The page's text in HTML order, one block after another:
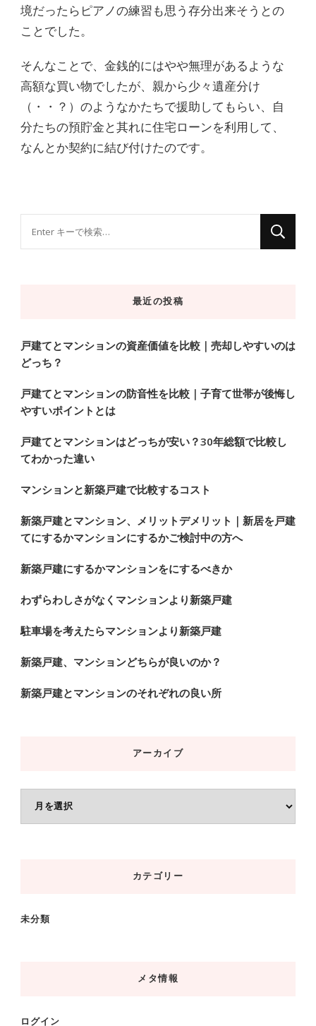
境だったらピアノの練習も思う存分出来そうとの
ことでした。
そんなことで、金銭的にはやや無理があるような
高額な買い物でしたが、親から少々遺産分け
（・・？）のようなかたちで援助してもらい、自
分たちの預貯金と其れに住宅ローンを利用して、
なんとか契約に結び付けたのです。
で
す
か
?
最近の投稿
戸建てとマンションの資産価値を比較｜売却しやすいのは
どっち？
戸建てとマンションの防音性を比較｜子育て世帯が後悔し
やすいポイントとは
戸建てとマンションはどっちが安い？30年総額で比較し
てわかった違い
マンションと新築戸建で比較するコスト
新築戸建とマンション、メリットデメリット｜新居を戸建
てにするかマンションにするかご検討中の方へ
新築戸建にするかマンションをにするべきか
わずらわしさがなくマンションより新築戸建
駐車場を考えたらマンションより新築戸建
新築戸建、マンションどちらが良いのか？
新築戸建とマンションのそれぞれの良い所
アーカイブ
カテゴリー
未分類
メタ情報
ログイン